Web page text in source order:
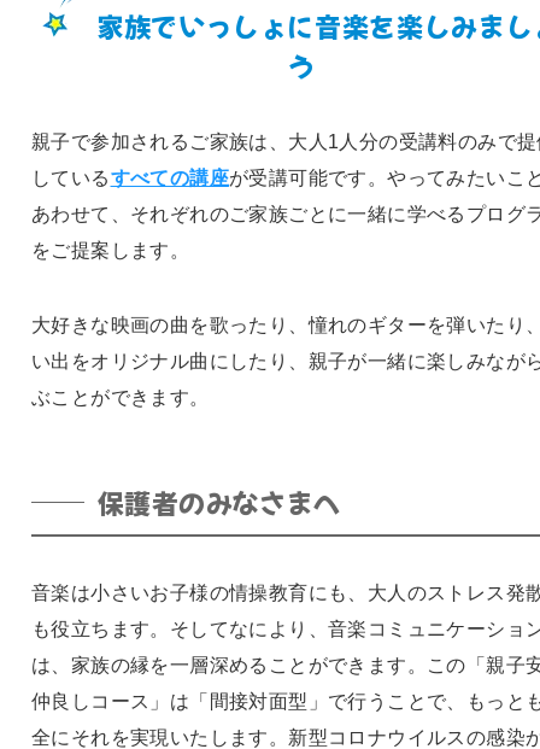
家族でいっしょに音楽を楽しみま
う
親子で参加されるご家族は、大人1人分の受講料のみで
しているすべての講座が受講可能です。やってみたいこ
あわせて、それぞれのご家族ごとに一緒に学べるプログ
をご提案します。
大好きな映画の曲を歌ったり、憧れのギターを弾いたり
い出をオリジナル曲にしたり、親子が一緒に楽しみなが
ぶことができます。
保護者のみなさまへ
音楽は小さいお子様の情操教育にも、大人のストレス発
も役立ちます。そしてなにより、音楽コミュニケーショ
は、家族の縁を一層深めることができます。この「親子
仲良しコース」は「間接対面型」で行うことで、もっと
全にそれを実現いたします。新型コロナウイルスの感染